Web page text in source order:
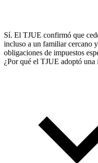
Sí. El TJUE confirmó que
incluso a un familiar cercano
obligaciones de impuestos
¿Por qué el TJUE adoptó